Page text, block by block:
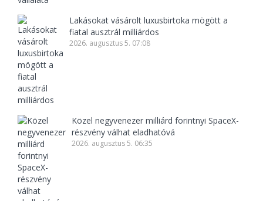
Lakásokat vásárolt luxusbirtoka mögött a
fiatal ausztrál milliárdos
2026. augusztus 5. 07:08
Közel negyvenezer milliárd forintnyi SpaceX-
részvény válhat eladhatóvá
2026. augusztus 5. 06:35